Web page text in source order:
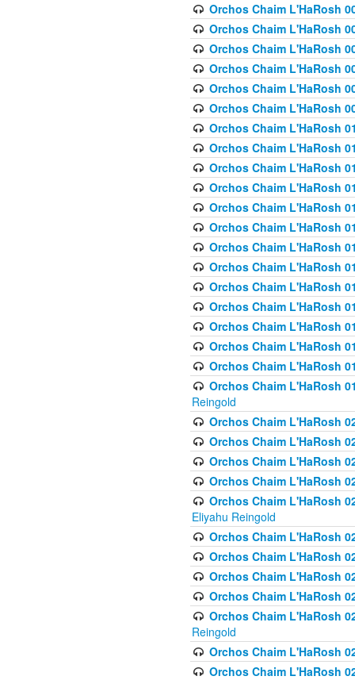
Orchos Chaim L'HaRosh
Orchos Chaim L'HaRosh
Orchos Chaim L'HaRosh
Orchos Chaim L'HaRosh
Orchos Chaim L'HaRosh
Orchos Chaim L'HaRosh
Orchos Chaim L'HaRosh
Orchos Chaim L'HaRosh
Orchos Chaim L'HaRosh
Orchos Chaim L'HaRosh
Orchos Chaim L'HaRosh
Orchos Chaim L'HaRosh
Orchos Chaim L'HaRosh
Orchos Chaim L'HaRosh
Orchos Chaim L'HaRosh
Orchos Chaim L'HaRosh
Orchos Chaim L'HaRosh
Orchos Chaim L'HaRosh
Orchos Chaim L'HaRosh
Orchos Chaim L'HaRosh
Reingold
Orchos Chaim L'HaRosh
Orchos Chaim L'HaRosh
Orchos Chaim L'HaRosh
Orchos Chaim L'HaRosh
Orchos Chaim L'HaRosh
Eliyahu Reingold
Orchos Chaim L'HaRosh
Orchos Chaim L'HaRosh
Orchos Chaim L'HaRosh
Orchos Chaim L'HaRosh
Orchos Chaim L'HaRosh
Reingold
Orchos Chaim L'HaRosh
Orchos Chaim L'HaRosh